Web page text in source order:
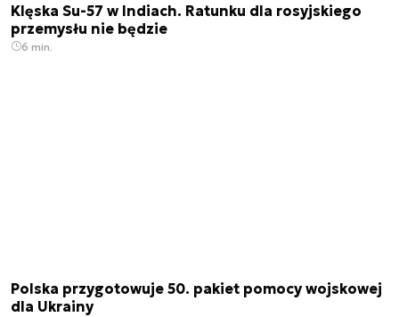
Klęska Su-57 w Indiach. Ratunku dla rosyjskiego
przemysłu nie będzie
6 min.
Polska przygotowuje 50. pakiet pomocy wojskowej
dla Ukrainy